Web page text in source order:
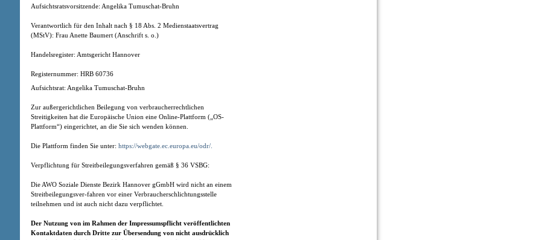
Aufsichtsratsvorsitzende: Angelika Tumuschat-Bruhn
Verantwortlich für den Inhalt nach § 18 Abs. 2 Medienstaatsvertrag
(MStV): Frau Anette Baumert (Anschrift s. o.)
Handelsregister: Amtsgericht Hannover
Registernummer: HRB 60736
Aufsichtsrat: Angelika Tumuschat-Bruhn
Zur außergerichtlichen Beilegung von verbraucherrechtlichen
Streitigkeiten hat die Europäische Union eine Online-Plattform („OS-
Plattform“) eingerichtet, an die Sie sich wenden können.
Die Plattform finden Sie unter: https://webgate.ec.europa.eu/odr/.
Verpflichtung für Streitbeilegungsverfahren gemäß § 36 VSBG:
Die AWO Soziale Dienste Bezirk Hannover gGmbH wird nicht an einem
Streitbeilegungsver-fahren vor einer Verbraucherschlichtungsstelle
teilnehmen und ist auch nicht dazu verpflichtet.
Der Nutzung von im Rahmen der Impressumspflicht veröffentlichten
Kontaktdaten durch Dritte zur Übersendung von nicht ausdrücklich